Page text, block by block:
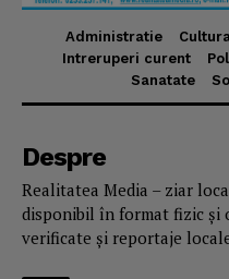
Administratie
Intreruperi curent
Sanatate
Despre
Realitatea Media – ziar
disponibil în format fizic și
verificate și reportaje